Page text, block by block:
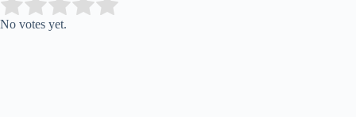
Rate this item:
No votes yet.